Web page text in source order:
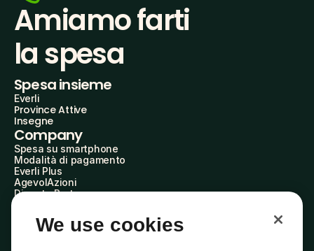
Amiamo farti
la spesa
Spesa insieme
Everli
Province Attive
Insegne
Company
Spesa su smartphone
Modalità di pagamento
Everli Plus
AgevolAzioni
Diventa Partner
Everli Shoppers
About Us
We use cookies